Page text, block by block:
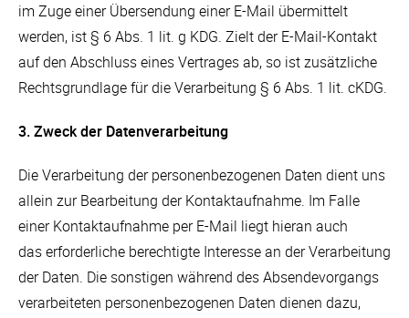
im Zuge einer Übersendung einer E-Mail übermittelt
werden, ist § 6 Abs. 1 lit. g KDG. Zielt der E-Mail-Kontakt
auf den Abschluss eines Vertrages ab, so ist zusätzliche
Rechtsgrundlage für die Verarbeitung § 6 Abs. 1 lit. cKDG.
3. Zweck der Datenverarbeitung
Die Verarbeitung der personenbezogenen Daten dient uns
allein zur Bearbeitung der Kontaktaufnahme. Im Falle
einer Kontaktaufnahme per E-Mail liegt hieran auch
das erforderliche berechtigte Interesse an der Verarbeitung
der Daten. Die sonstigen während des Absendevorgangs
verarbeiteten personenbezogenen Daten dienen dazu,